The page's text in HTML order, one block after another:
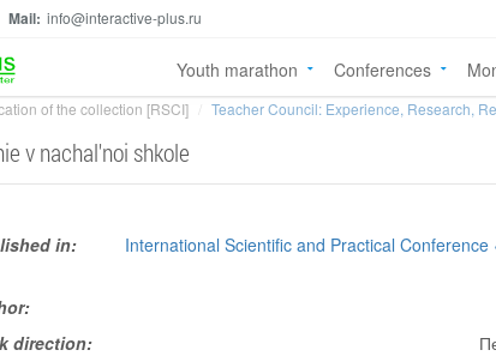
Mail: info@interactive-plus.ru
Youth marathon Conferences
of the collection [RSCI] Teacher Council: Experience, Research,
v nachal'noi shkole
in:
International Scientific and Practical
direction: